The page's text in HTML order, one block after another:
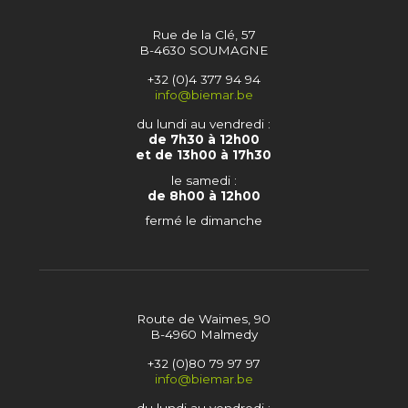
Rue de la Clé, 57
B-4630 SOUMAGNE
+32 (0)4 377 94 94
info@biemar.be
du lundi au vendredi :
de 7h30 à 12h00
et de 13h00 à 17h30
le samedi :
de 8h00 à 12h00
fermé le dimanche
Route de Waimes, 90
B-4960 Malmedy
+32 (0)80 79 97 97
info@biemar.be